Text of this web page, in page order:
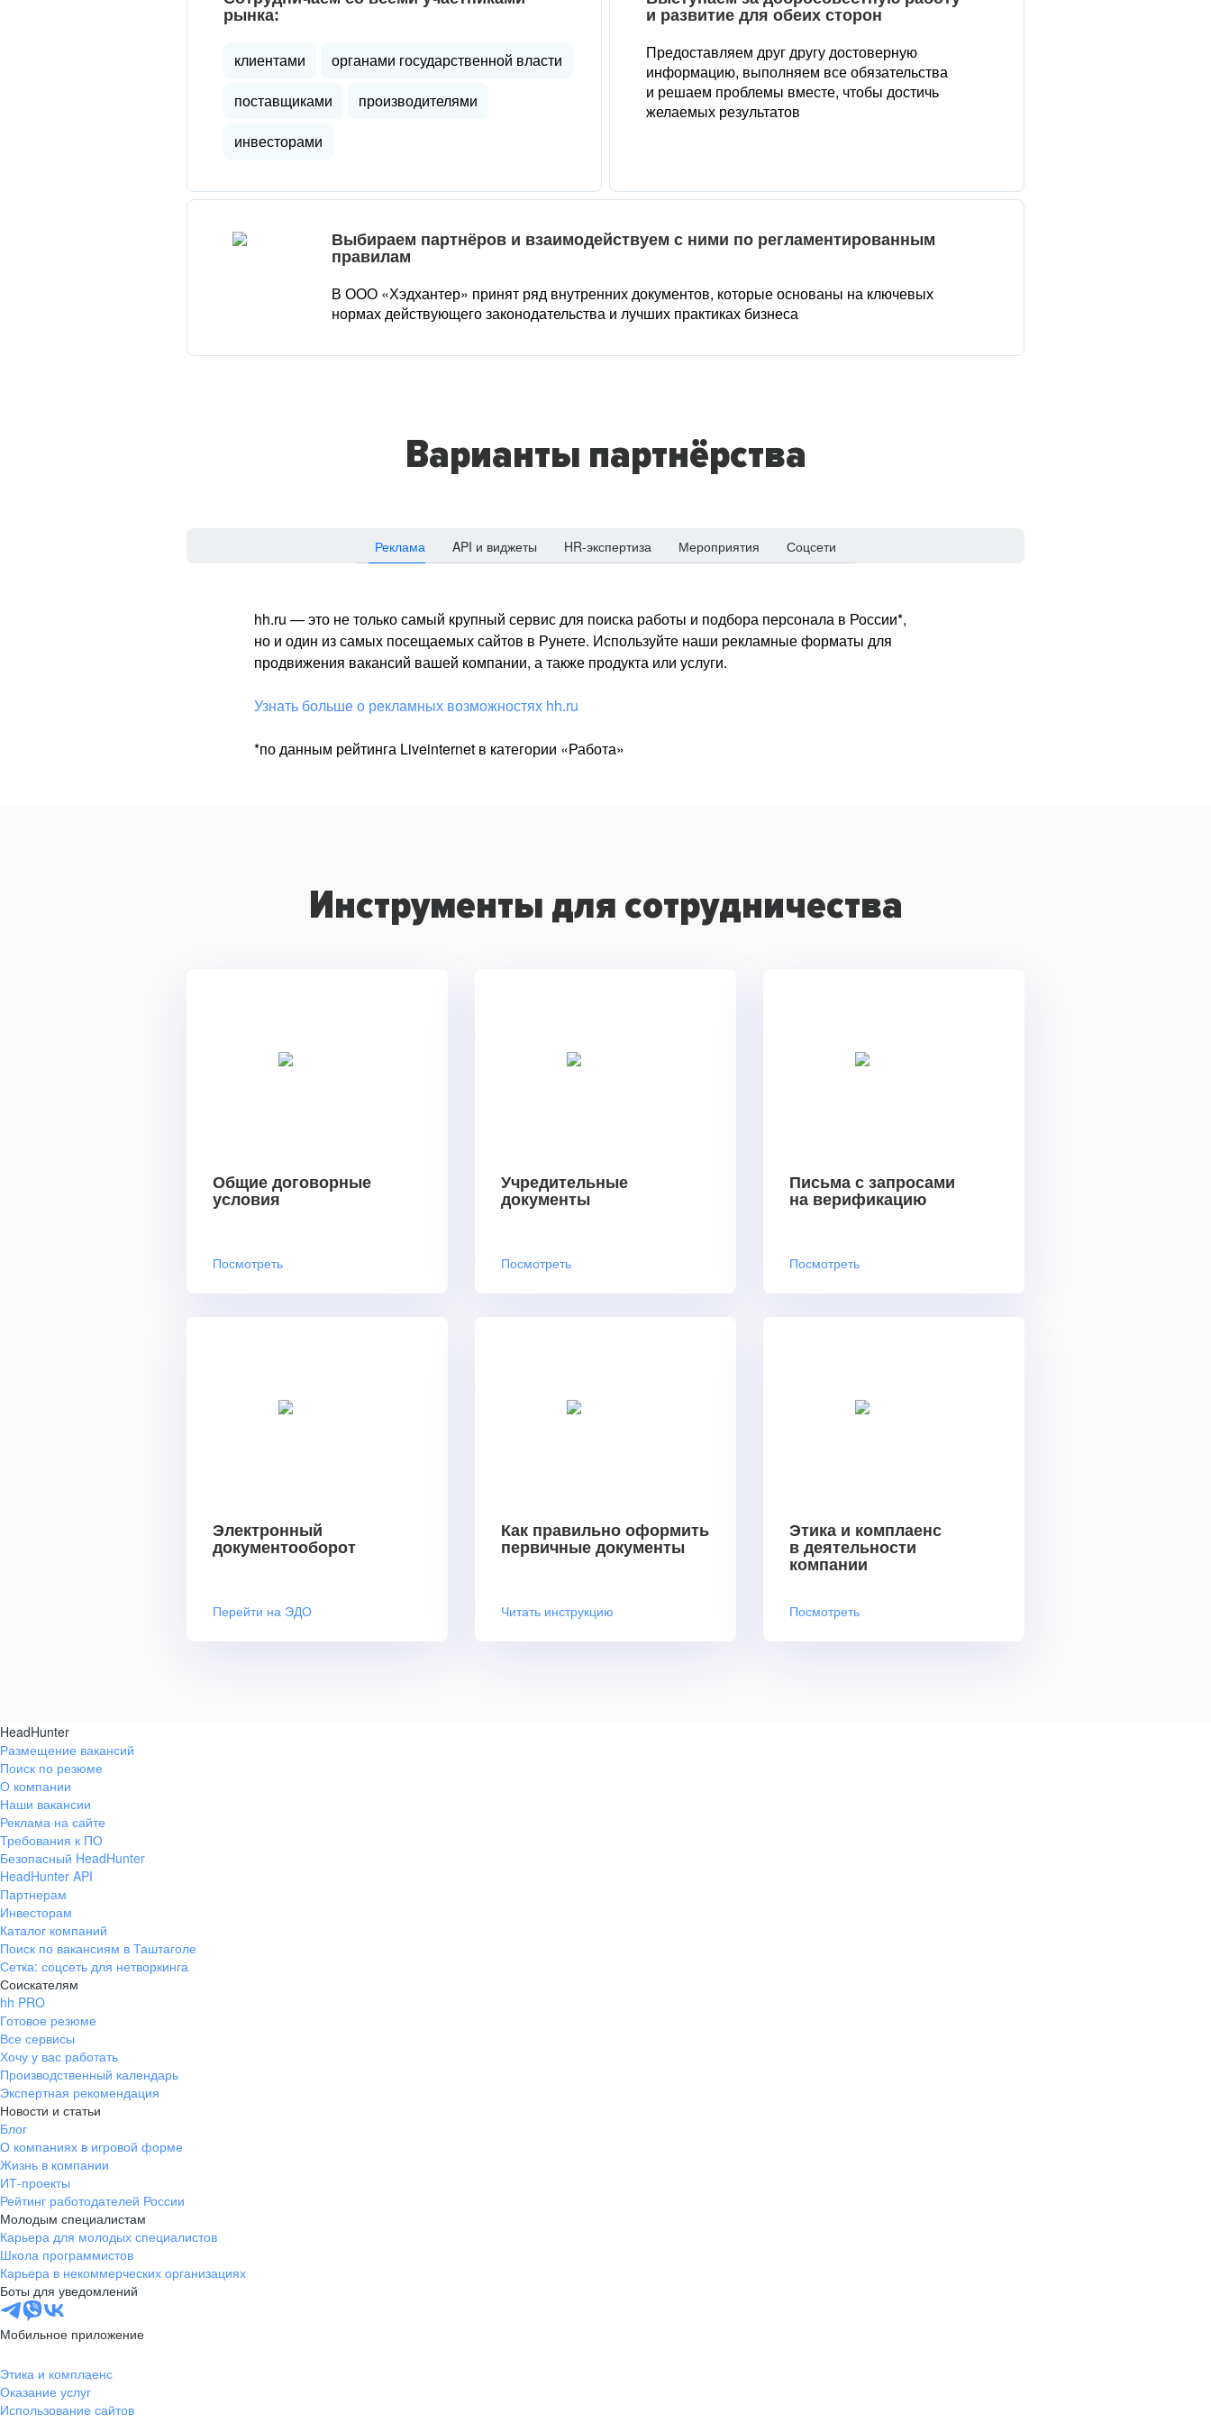
рынка:
клиентами
органами государственной власти
поставщиками
производителями
инвесторами
и развитие для обеих сторон
Предоставляем друг другу достоверную
информацию, выполняем все обязательства
и решаем проблемы вместе, чтобы достичь
желаемых результатов
Выбираем партнёров и взаимодействуем с ними по регламентированным
правилам
В ООО «Хэдхантер» принят ряд внутренних документов, которые основаны на ключевых
нормах действующего законодательства и лучших практиках бизнеса
Варианты партнёрства
Реклама API и виджеты HR-экспертиза Мероприятия Соцсети
hh.ru — это не только самый крупный сервис для поиска работы и подбора персонала в России*,
но и один из самых посещаемых сайтов в Рунете. Используйте наши рекламные форматы для
продвижения вакансий вашей компании, а также продукта или услуги.
Узнать больше о рекламных возможностях hh.ru
*по данным рейтинга Liveinternet в категории «Работа»
Инструменты для сотрудничества
Общие договорные
условия
Посмотреть
Учредительные
документы
Посмотреть
Письма с запросами
на верификацию
Посмотреть
Электронный
документооборот
Перейти на ЭДО
Как правильно оформить
первичные документы
Читать инструкцию
Этика и комплаенс
в деятельности
компании
Посмотреть
HeadHunter
Размещение вакансий
Поиск по резюме
О компании
Наши вакансии
Реклама на сайте
Требования к ПО
Безопасный HeadHunter
HeadHunter API
Партнерам
Инвесторам
Каталог компаний
Поиск по вакансиям в Таштаголе
Сетка: соцсеть для нетворкинга
Соискателям
hh PRO
Готовое резюме
Все сервисы
Хочу у вас работать
Производственный календарь
Экспертная рекомендация
Новости и статьи
Блог
О компаниях в игровой форме
Жизнь в компании
ИТ-проекты
Рейтинг работодателей России
Молодым специалистам
Карьера для молодых специалистов
Школа программистов
Карьера в некоммерческих организациях
Боты для уведомлений
Мобильное приложение
Этика и комплаенс
Оказание услуг
Использование сайтов